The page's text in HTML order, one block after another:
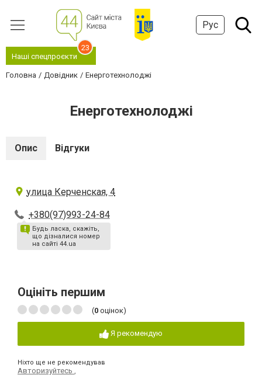
Рус
Наші спецпроєкти
23
Головна Довідник Енерготехнолоджі
Енерготехнолоджі
Опис Відгуки
улица Керченская, 4
+380(97)993-24-84
Будь ласка, скажіть,
що дізналися номер
на сайті 44.ua
Оцініть першим
(0 оцінок)
Я рекомендую
Ніхто ще не рекомендував
Авторизуйтесь